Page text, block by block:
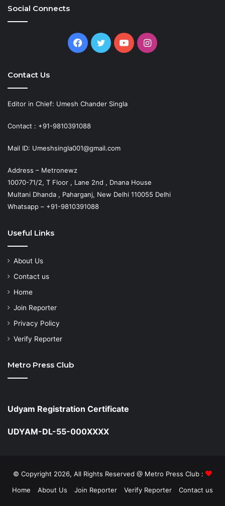
Social Connects
Facebook
TwitterYouTubeInstagram
Contact Us
Editor in Chief: Umesh Chander Singla
Contact : +91-9810391088
Mail ID: Umeshsingla001@gmail.com
Address – Metronewz
10070-71/2, T Floor , Lane 2nd , Dnana House
Multani Dhanda , Paharganj, New Delhi 110055 Delhi
Whatsapp – +91-9810391088
Useful Links
About Us
Contact us
Home
Join Reporter
Privacy Policy
Verify Reporter
Metro Press Club
Udyam Registration Certificate
UDYAM-DL-55-000XXXX
© Copyright 2026, All Rights Reserved @ Metro Press Club :
Home
About Us Join Reporter Verify Reporter Contact us